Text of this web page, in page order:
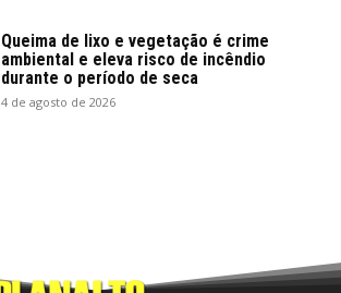
Queima de lixo e vegetação é crime
ambiental e eleva risco de incêndio
durante o período de seca
4 de agosto de 2026